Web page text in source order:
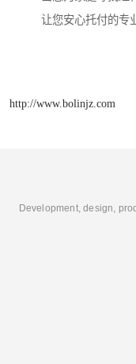
让您安心托付的专
http://www.bolinjz.com
Development, design,